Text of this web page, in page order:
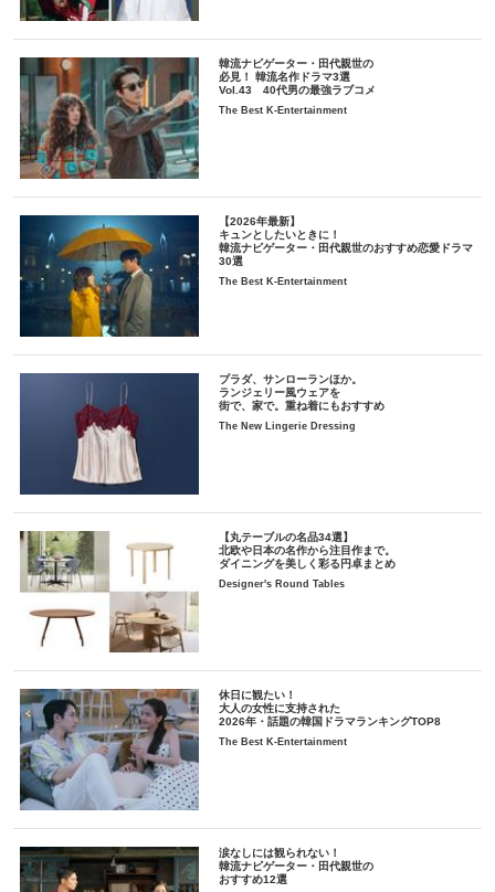
韓流ナビゲーター・田代親世の
必見！ 韓流名作ドラマ3選
Vol.43 40代男の最強ラブコメ
The Best K-Entertainment
【2026年最新】
キュンとしたいときに！
韓流ナビゲーター・田代親世のおすすめ恋愛ドラマ
30選
The Best K-Entertainment
プラダ、サンローランほか。
ランジェリー風ウェアを
街で、家で。重ね着にもおすすめ
The New Lingerie Dressing
【丸テーブルの名品34選】
北欧や日本の名作から注目作まで。
ダイニングを美しく彩る円卓まとめ
Designer's Round Tables
休日に観たい！
大人の女性に支持された
2026年・話題の韓国ドラマランキングTOP8
The Best K-Entertainment
涙なしには観られない！
韓流ナビゲーター・田代親世の
おすすめ12選